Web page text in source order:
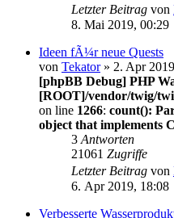
Letzter Beitrag von
8. Mai 2019, 00:29
Ideen fÃ¼r neue Quests
von Tekator» 2. Apr
[phpBB Debug] PHP
[ROOT]/vendor/twig/
on line 1266: count():
object that implements
3 Antworten
21061 Zugriffe
Letzter Beitrag von
6. Apr 2019, 18:08
Verbesserte